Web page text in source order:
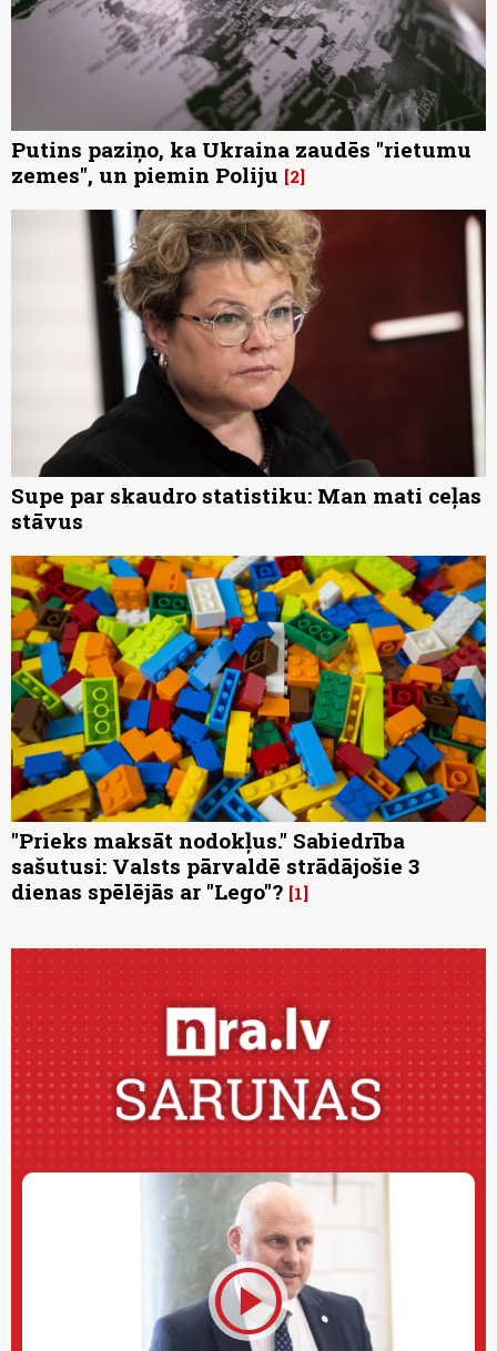
Putins paziņo, ka Ukraina zaudēs "rietumu
zemes", un piemin Poliju 2
Supe par skaudro statistiku: Man mati ceļas
stāvus
"Prieks maksāt nodokļus." Sabiedrība
sašutusi: Valsts pārvaldē strādājošie 3
dienas spēlējās ar "Lego"? 1
play_circle